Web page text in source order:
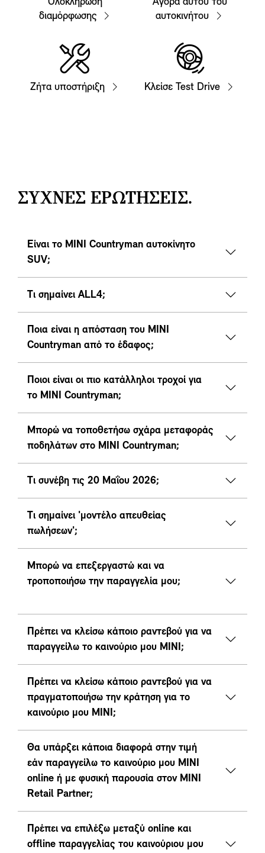
διαμόρφωσης
αυτοκινήτου
Ζήτα υποστήριξη Κλείσε Test Drive
ΣΥΧΝΕΣ ΕΡΩΤΗΣΕΙΣ.
Είναι το MINI Countryman αυτοκίνητο
SUV;
Τι σημαίνει ALL4;
Ποια είναι η απόσταση του MINI
Countryman από το έδαφος;
Ποιοι είναι οι πιο κατάλληλοι τροχοί για
το MINI Countryman;
Μπορώ να τοποθετήσω σχάρα μεταφοράς
ποδηλάτων στο MINI Countryman;
Τι συνέβη τις 20 Μαΐου 2026;
Τι σημαίνει 'μοντέλο απευθείας
πωλήσεων';
Μπορώ να επεξεργαστώ και να
τροποποιήσω την παραγγελία μου;
Πρέπει να κλείσω κάποιο ραντεβού για να
παραγγείλω το καινούριο μου MINI;
Πρέπει να κλείσω κάποιο ραντεβού για να
πραγματοποιήσω την κράτηση για το
καινούριο μου MINI;
Θα υπάρξει κάποια διαφορά στην τιμή
εάν παραγγείλω το καινούριο μου MINI
online ή με φυσική παρουσία στον ΜΙΝΙ
Retail Partner;
Πρέπει να επιλέξω μεταξύ online και
offline παραγγελίας του καινούριου μου